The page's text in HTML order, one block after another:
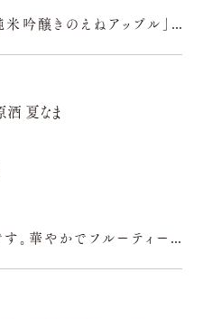
毎年ご好評を頂いている「純米吟醸きのえねアップル」が、今年も2024年4月15日（月）より出荷開始いたします。リンゴ酸を多産する、協会77号酵母を使用した純米吟醸酒「きのえねアップル」。柚子リキュー
リニューアル商品のご紹介です。華やかでフルーティーな吟醸香とふくらみのある味わいが特徴の、「甲子純米吟醸生原酒夏なま」が新パッケージで発売中です。フレッシュでボディ感のある搾りたての生原酒です。お